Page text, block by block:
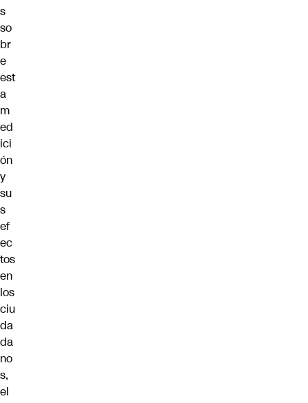
s
so
br
e
est
a
m
ed
ici
ón
y
su
s
ef
ec
tos
en
los
ciu
da
da
no
s,
el